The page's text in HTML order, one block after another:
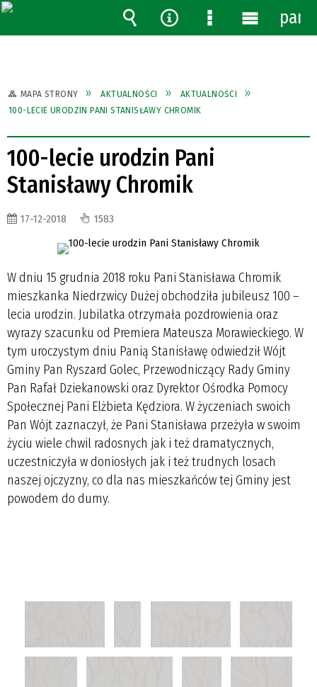
MAPA STRONY AKTUALNOŚCI
AKTUALNOŚCI
100-LECIE URODZIN PANI STANISŁAWY CHROMIK
100-lecie urodzin Pani
Stanisławy Chromik
17-12-2018 1583
W dniu 15 grudnia 2018 roku Pani Stanisława Chromik
mieszkanka Niedrzwicy Dużej obchodziła jubileusz 100 –
lecia urodzin. Jubilatka otrzymała pozdrowienia oraz
wyrazy szacunku od Premiera Mateusza Morawieckiego. W
tym uroczystym dniu Panią Stanisławę odwiedził Wójt
Gminy Pan Ryszard Golec, Przewodniczący Rady Gminy
Pan Rafał Dziekanowski oraz Dyrektor Ośrodka Pomocy
Społecznej Pani Elżbieta Kędziora. W życzeniach swoich
Pan Wójt zaznaczył, że Pani Stanisława przeżyła w swoim
życiu wiele chwil radosnych jak i też dramatycznych,
uczestniczyła w doniosłych jak i też trudnych losach
naszej ojczyzny, co dla nas mieszkańców tej Gminy jest
powodem do dumy.
Wyszukiwarka
Narzędzia
MenuMenu